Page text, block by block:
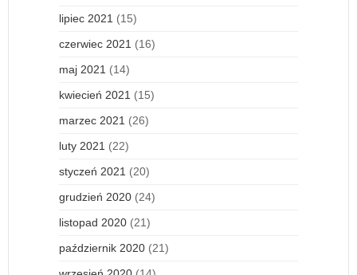
lipiec 2021 (15)
czerwiec 2021 (16)
maj 2021 (14)
kwiecień 2021 (15)
marzec 2021 (26)
luty 2021 (22)
styczeń 2021 (20)
grudzień 2020 (24)
listopad 2020 (21)
październik 2020 (21)